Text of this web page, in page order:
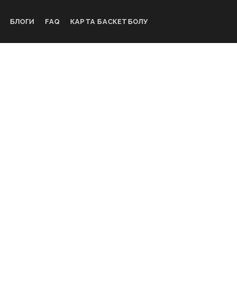
БЛОГИ FAQ КАРТА БАСКЕТБОЛУ